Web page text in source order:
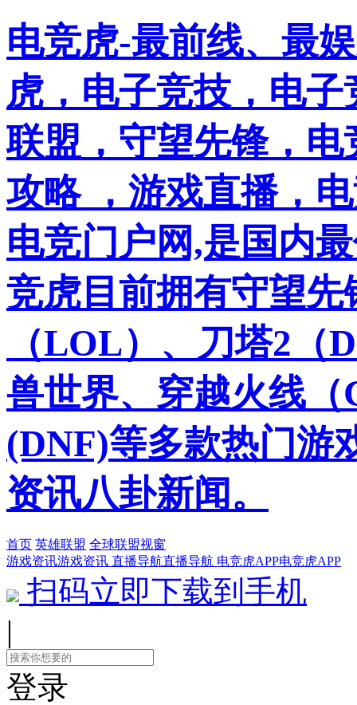
电竞虎-最前线、最
虎，电子竞技，电
联盟，守望先锋，
攻略 ，游戏直播，
电竞门户网,是国内
竞虎目前拥有守望
（LOL）、刀塔2（
兽世界、穿越火线
(DNF)等多款热门游
资讯八卦新闻。
首页 英雄联盟 全球联盟视窗
游戏资讯游戏资讯 直播导航直播导航 电竞虎APP电竞虎APP
扫码立即下载到手机
|
登录